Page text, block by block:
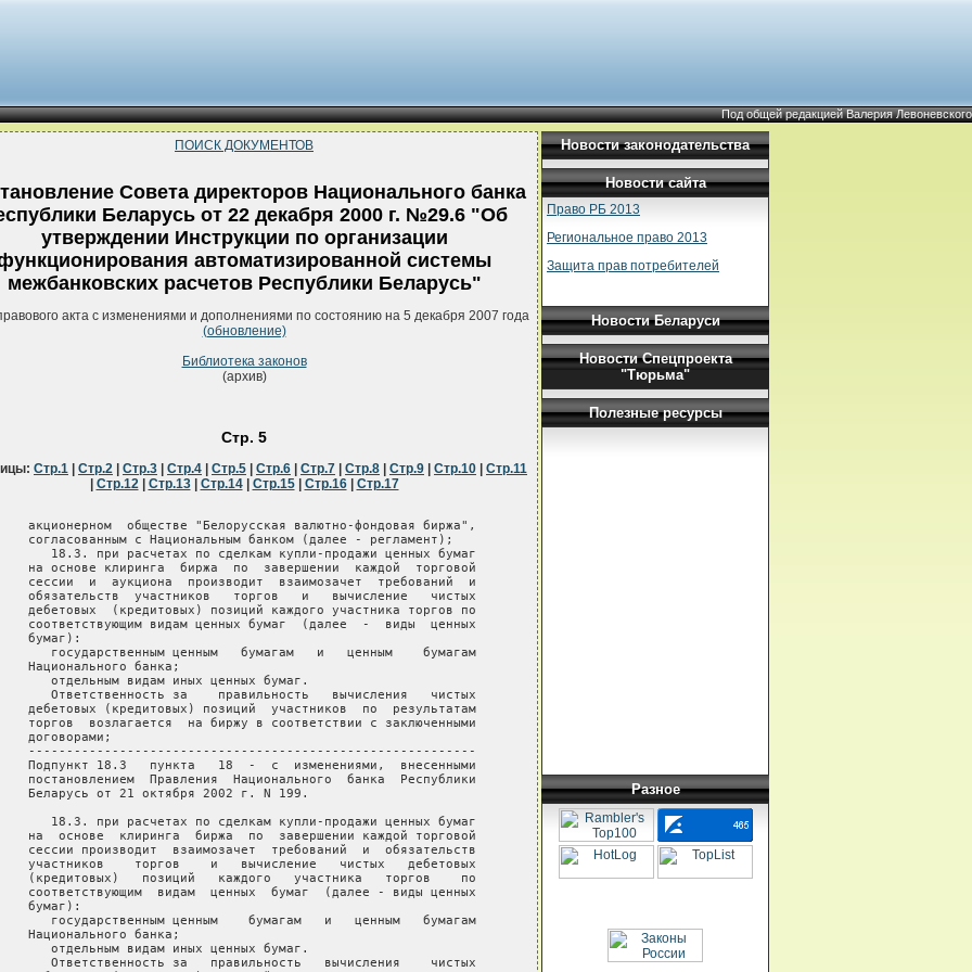
Под общей редакцией Валерия Левоневского
ПОИСК ДОКУМЕНТОВ
Совета директоров Национального банка
Беларусь от 22 декабря 2000 г. №29.6 "Об
утверждении Инструкции по организации
автоматизированной системы
межбанковских расчетов Республики Беларусь"
акта с изменениями и дополнениями по состоянию на 5 декабря 2007 года
(обновление)
Библиотека законов
(архив)
Стр. 5
Стр.1 Стр.2 Стр.3 Стр.4 Стр.5 Стр.6 Стр.7 Стр.8 Стр.9 Стр.10
Стр.11
Стр.12| Стр.13| Стр.14| Стр.15| Стр.16| Стр.17
Новости законодательства
Новости сайта
Право РБ 2013
Региональное право 2013
Защита прав потребителей
Новости Беларуси
Новости Спецпроекта
"Тюрьма"
Полезные ресурсы
Разное